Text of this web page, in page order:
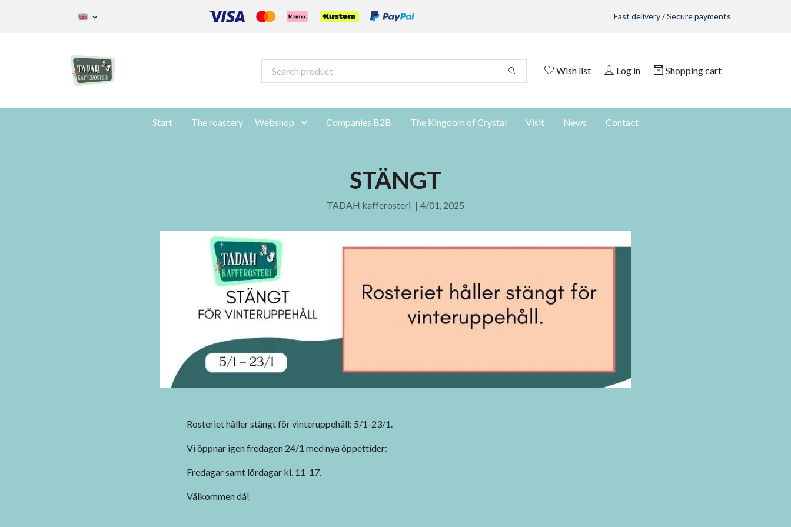
Fast delivery / Secure payments
Wish list Log in Shopping cart
Start The roastery Webshop Companies B2B The Kingdom of Crystal Visit News Contact
STÄNGT
TADAH kafferosteri | 4/01, 2025
Rosteriet håller stängt för vinteruppehåll: 5/1-23/1.
Vi öppnar igen fredagen 24/1 med nya öppettider:
Fredagar samt lördagar kl. 11-17.
Välkommen då!